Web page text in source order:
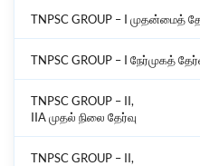
TNPSC GROUP – I முதன்மைத்
TNPSC GROUP – I நேர்முகத்
TNPSC GROUP – II,
IIA முதல் நிலை தேர்வு
TNPSC GROUP – II,